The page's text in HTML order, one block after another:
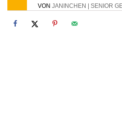
VON JANINCHEN | SENIOR